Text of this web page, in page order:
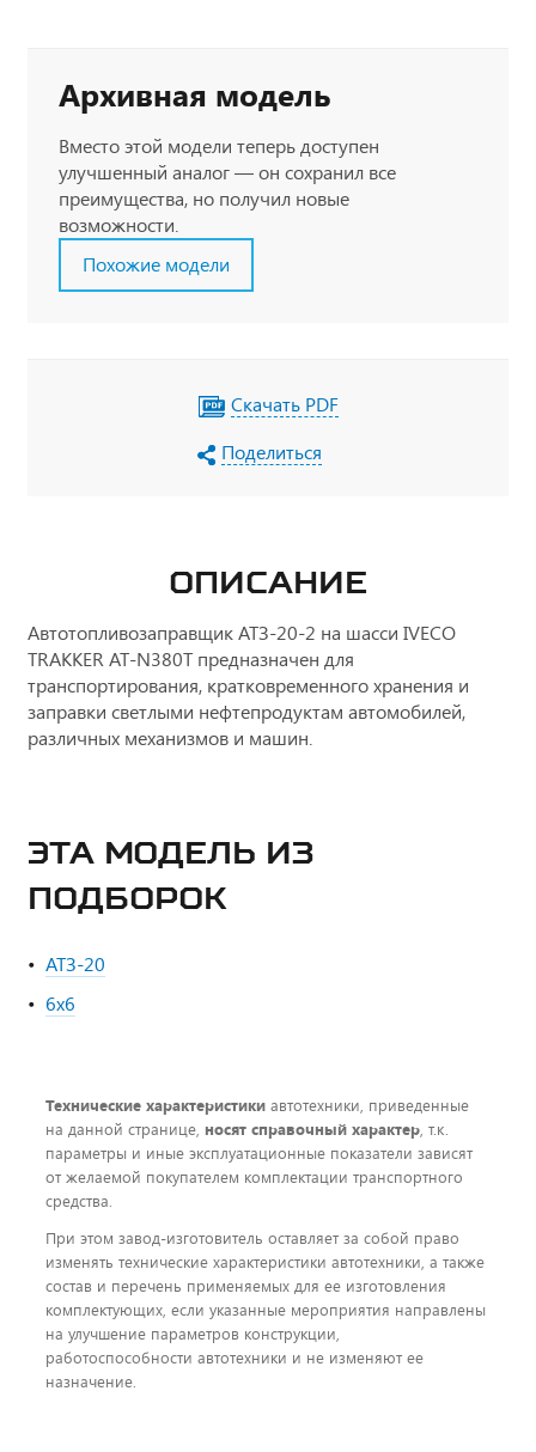
Архивная модель
Вместо этой модели теперь доступен
улучшенный аналог — он сохранил все
преимущества, но получил новые
возможности.
Похожие модели
Скачать PDF
Поделиться
ОПИСАНИЕ
Автотопливозаправщик АТЗ-20-2 на шасси IVECO
TRAKKER AT-N380T предназначен для
транспортирования, кратковременного хранения и
заправки светлыми нефтепродуктам автомобилей,
различных механизмов и машин.
ЭТА МОДЕЛЬ ИЗ
ПОДБОРОК
АТЗ-20
6х6
Технические характеристики автотехники, приведенные
на данной странице, носят справочный характер, т.к.
параметры и иные эксплуатационные показатели зависят
от желаемой покупателем комплектации транспортного
средства.
При этом завод-изготовитель оставляет за собой право
изменять технические характеристики автотехники, а также
состав и перечень применяемых для ее изготовления
комплектующих, если указанные мероприятия направлены
на улучшение параметров конструкции,
работоспособности автотехники и не изменяют ее
назначение.